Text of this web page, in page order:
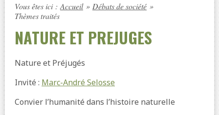
Vous êtes ici : Accueil » Débats de société »
Thèmes traités
NATURE ET PREJUGES
Nature et Préjugés
Invité : Marc-André Selosse
Convier l’humanité dans l’histoire naturelle